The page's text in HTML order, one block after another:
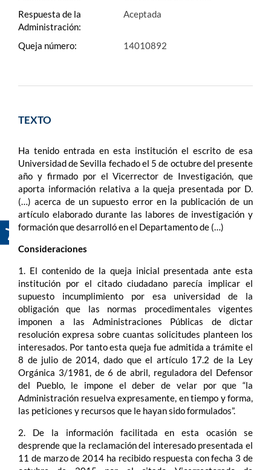
Respuesta de la
Administración:
Aceptada
Queja número: 14010892
TEXTO
Ha tenido entrada en esta institución el escrito de esa
Universidad de Sevilla fechado el 5 de octubre del presente
año y firmado por el Vicerrector de Investigación, que
aporta información relativa a la queja presentada por D.
(…) acerca de un supuesto error en la publicación de un
artículo elaborado durante las labores de investigación y
formación que desarrolló en el Departamento de (…)
Consideraciones
1. El contenido de la queja inicial presentada ante esta
institución por el citado ciudadano parecía implicar el
supuesto incumplimiento por esa universidad de la
obligación que las normas procedimentales vigentes
imponen a las Administraciones Públicas de dictar
resolución expresa sobre cuantas solicitudes planteen los
interesados. Por tanto esta queja fue admitida a trámite el
8 de julio de 2014, dado que el artículo 17.2 de la Ley
Orgánica 3/1981, de 6 de abril, reguladora del Defensor
del Pueblo, le impone el deber de velar por que “la
Administración resuelva expresamente, en tiempo y forma,
las peticiones y recursos que le hayan sido formulados”.
2. De la información facilitada en esta ocasión se
desprende que la reclamación del interesado presentada el
11 de marzo de 2014 ha recibido respuesta con fecha 3 de